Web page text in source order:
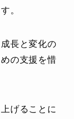
。
長と変化の
の支援を惜
げることに